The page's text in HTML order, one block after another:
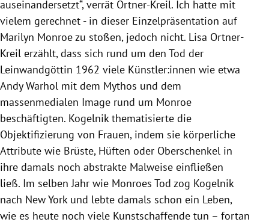
auseinandersetzt“, verrät Ortner-Kreil. Ich hatte mit
vielem gerechnet - in dieser Einzelpräsentation auf
Marilyn Monroe zu stoßen, jedoch nicht. Lisa Ortner-
Kreil erzählt, dass sich rund um den Tod der
Leinwandgöttin 1962 viele Künstler:innen wie etwa
Andy Warhol mit dem Mythos und dem
massenmedialen Image rund um Monroe
beschäftigten. Kogelnik thematisierte die
Objektifizierung von Frauen, indem sie körperliche
Attribute wie Brüste, Hüften oder Oberschenkel in
ihre damals noch abstrakte Malweise einfließen
ließ. Im selben Jahr wie Monroes Tod zog Kogelnik
nach New York und lebte damals schon ein Leben,
wie es heute noch viele Kunstschaffende tun – fortan